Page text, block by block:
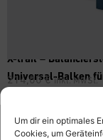
Um dir ein optimales
Cookies, um
X-trail –
Universal-Balken
214,00€ inkl. MwSt.